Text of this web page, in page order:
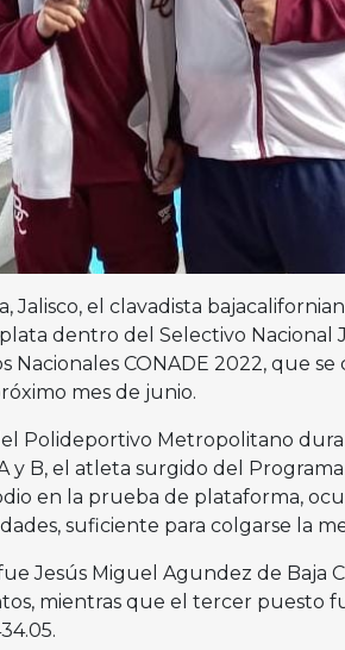
Jalisco, el clavadista
dentro del Selectivo Nacional
CONADE 2022, que se
mes de junio.
Polideportivo Metropolitano
y B, el atleta surgido del
en la prueba de plataforma,
suficiente para colgarse la
Jesús Miguel Agundez de Baja
mientras que el tercer puesto